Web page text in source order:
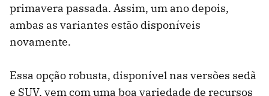
primavera passada. Assim, um ano depois,
ambas as variantes estão disponíveis
novamente.
Essa opção robusta, disponível nas versões sedã
e SUV, vem com uma boa variedade de recursos